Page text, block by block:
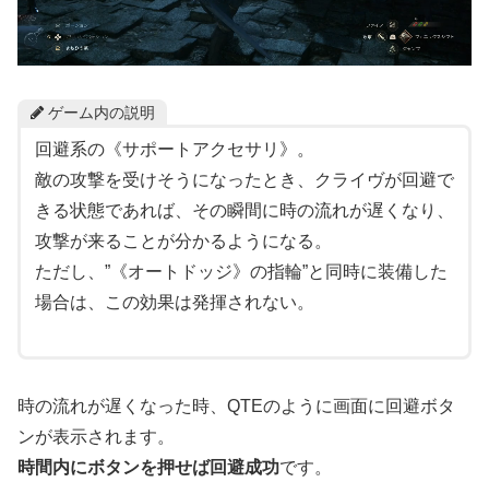
ゲーム内の説明
回避系の《サポートアクセサリ》。
敵の攻撃を受けそうになったとき、クライヴが回避で
きる状態であれば、その瞬間に時の流れが遅くなり、
攻撃が来ることが分かるようになる。
ただし、”《オートドッジ》の指輪”と同時に装備した
場合は、この効果は発揮されない。
時の流れが遅くなった時、QTEのように画面に回避ボタ
ンが表示されます。
時間内にボタンを押せば回避成功です。